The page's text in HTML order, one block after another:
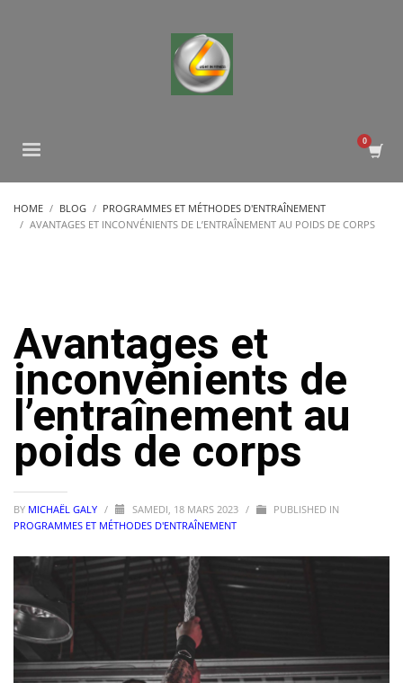
HOME BLOG
PROGRAMMES ET MÉTHODES D'ENTRAÎNEMENT
AVANTAGES ET INCONVÉNIENTS DE L’ENTRAÎNEMENT AU POIDS DE CORPS
Avantages et
inconvénients de
l’entraînement au
poids de corps
BY MICHAËL GALY / SAMEDI, 18 MARS 2023 /
PUBLISHED IN
PROGRAMMES ET MÉTHODES D'ENTRAÎNEMENT